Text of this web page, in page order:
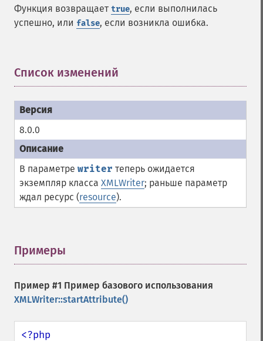
Функция возвращает true, если выполнилась
успешно, или false, если возникла ошибка.
Список изменений
8.0.0
В параметре writer теперь ожидается
экземпляр класса XMLWriter; раньше параметр
ждал ресурс (resource).
Примеры
Пример #1 Пример базового использования
XMLWriter::startAttribute()
<?php